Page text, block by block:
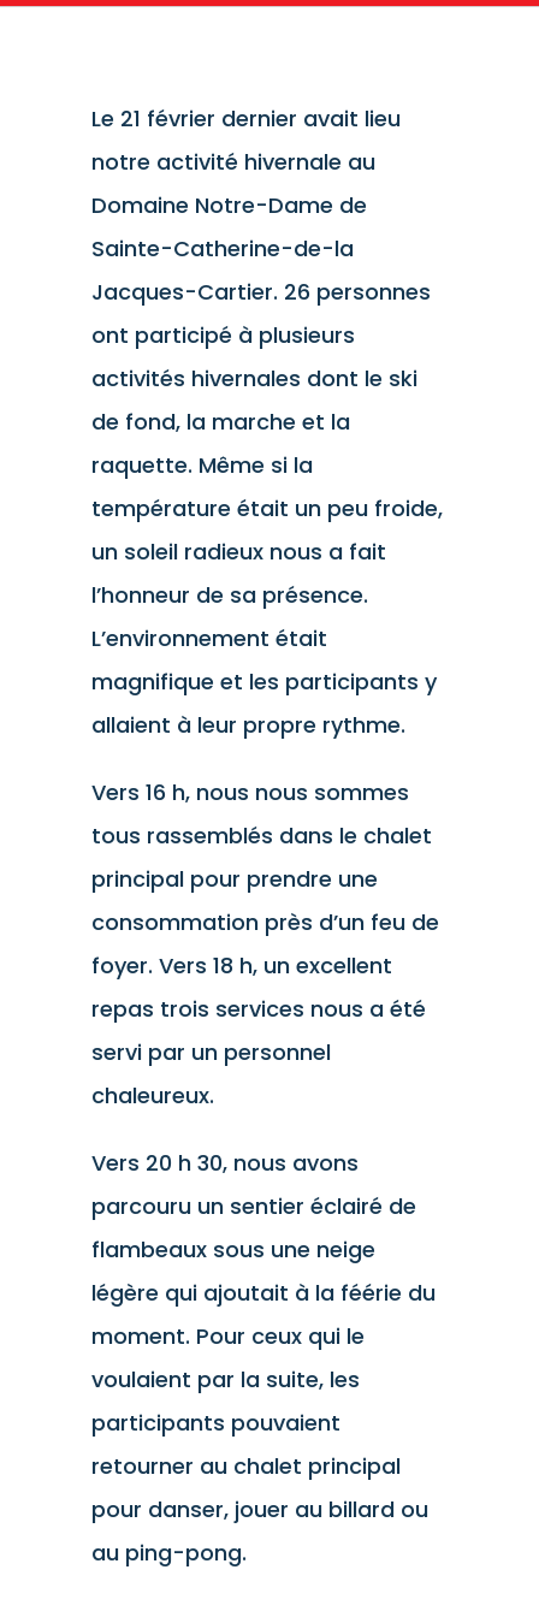
Le 21 février dernier avait lieu
notre activité hivernale au
Domaine Notre-Dame de
Sainte-Catherine-de-la
Jacques-Cartier. 26 personnes
ont participé à plusieurs
activités hivernales dont le ski
de fond, la marche et la
raquette. Même si la
température était un peu froide,
un soleil radieux nous a fait
l’honneur de sa présence.
L’environnement était
magnifique et les participants y
allaient à leur propre rythme.
Vers 16 h, nous nous sommes
tous rassemblés dans le chalet
principal pour prendre une
consommation près d’un feu de
foyer. Vers 18 h, un excellent
repas trois services nous a été
servi par un personnel
chaleureux.
Vers 20 h 30, nous avons
parcouru un sentier éclairé de
flambeaux sous une neige
légère qui ajoutait à la féérie du
moment. Pour ceux qui le
voulaient par la suite, les
participants pouvaient
retourner au chalet principal
pour danser, jouer au billard ou
au ping-pong.